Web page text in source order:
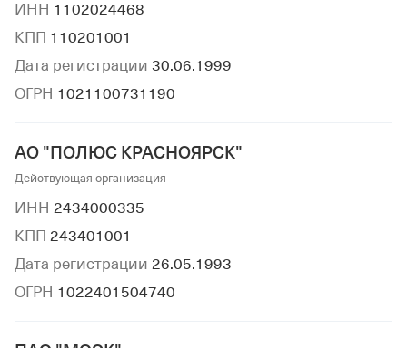
ИНН 1102024468
КПП 110201001
Дата регистрации 30.06.1999
ОГРН 1021100731190
АО "ПОЛЮС КРАСНОЯРСК"
Действующая организация
ИНН 2434000335
КПП 243401001
Дата регистрации 26.05.1993
ОГРН 1022401504740